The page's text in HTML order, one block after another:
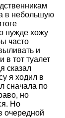
в небольшую
нужде хожу
часто
и
в тот туалет
сказал
я ходил в
сначала по
но
Но
очередной